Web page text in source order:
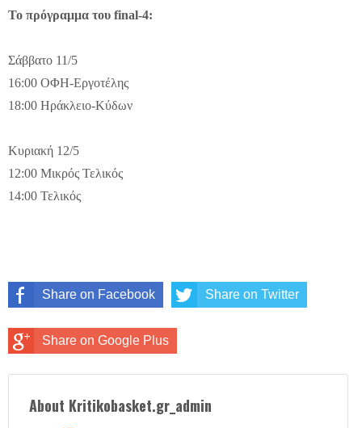
Το πρόγραμμα του final-4:
Σάββατο 11/5
16:00 ΟΦΗ-Εργοτέλης
18:00 Ηράκλειο-Κύδων
Κυριακή 12/5
12:00 Μικρός Τελικός
14:00 Τελικός
Share on Facebook Share on Twitter
Share on Google Plus
About Kritikobasket.gr_admin